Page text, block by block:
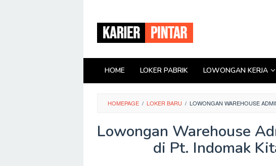
konten
HOME LOKER PABRIK LOWONGAN KERJA
HOMEPAGE / LOKER BARU / LOWONGAN WAREHOUSE
Lowongan Warehouse
di Pt. Indomak